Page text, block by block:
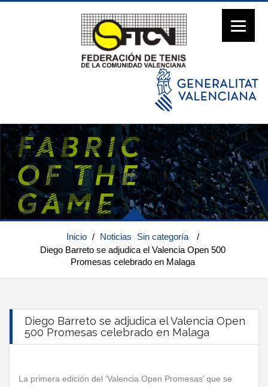
Inicio / Noticias Sin categoría
/
Diego Barreto se adjudica el Valencia Open 500
Promesas celebrado en Malaga
Diego Barreto se adjudica el Valencia Open
500 Promesas celebrado en Malaga
La primera edición del ‘Valencia Open Promesas’ que se